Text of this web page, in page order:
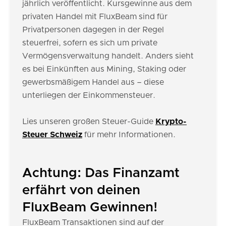
jährlich veröffentlicht. Kursgewinne aus dem
privaten Handel mit FluxBeam sind für
Privatpersonen dagegen in der Regel
steuerfrei, sofern es sich um private
Vermögensverwaltung handelt. Anders sieht
es bei Einkünften aus Mining, Staking oder
gewerbsmäßigem Handel aus – diese
unterliegen der Einkommensteuer.
Lies unseren großen Steuer-Guide Krypto-
Steuer Schweiz für mehr Informationen.
Achtung: Das Finanzamt
erfährt von deinen
FluxBeam Gewinnen!
FluxBeam Transaktionen sind auf der